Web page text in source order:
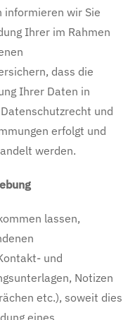
informieren wir Sie
Ihrer im Rahmen
dass die
Ihrer Daten in
und
erfolgt und
werden.
lassen,
und
Notizen
etc.), soweit dies
eines